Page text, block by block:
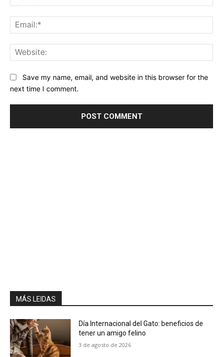
Save my name, email, and website in this browser for the
next time I comment.
MÁS LEIDAS
Día Internacional del Gato: beneficios de
tener un amigo felino
3 de agosto de 2026